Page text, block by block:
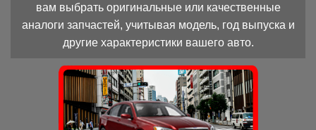
вам выбрать оригинальные или качественные
аналоги запчастей, учитывая модель, год выпуска и
другие характеристики вашего авто.